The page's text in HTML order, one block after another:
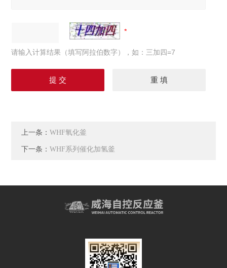
请输入计算结果（填写阿拉伯数字），如：三加四=7
上一条：WHF氧化釜
下一条：WHF系列催化加氢釜